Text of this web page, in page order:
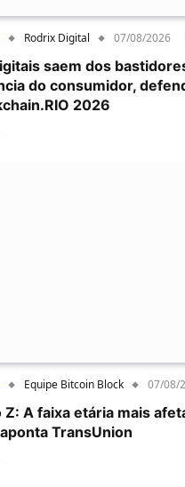
Rodrix Digital 07/08/2026
saem dos
do consumidor,
2026
Equipe Bitcoin Block 07/08/
Z: A faixa etária mais
TransUnion